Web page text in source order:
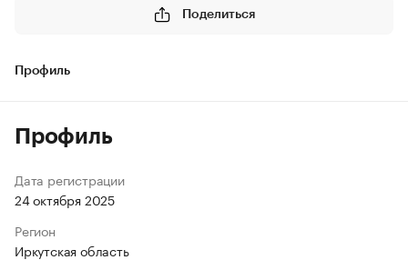
Поделиться
Профиль
Профиль
Дата регистрации
24 октября 2025
Регион
Иркутская область